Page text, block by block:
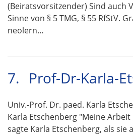
(Beiratsvorsitzender) Sind auch
Sinne von § 5 TMG, § 55 RfStV.
neolern…
7. Prof-Dr-Karla-
Univ.-Prof. Dr. paed. Karla
Karla Etschenberg "Meine
sagte Karla Etschenberg, als sie